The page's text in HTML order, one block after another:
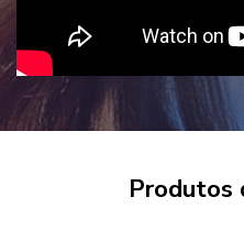
Produtos